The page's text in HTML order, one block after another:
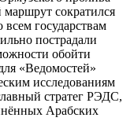
маршрут сократился
государствам
пострадали
обойти
«Ведомостей»
исследованиям
стратег РЭДС,
Арабских